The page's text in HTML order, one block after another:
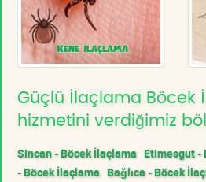
Güçlü İlaçlama Böcek
hizmetini verdiğimiz
Sincan - Böcek İlaçlama Etimesgut -
- Böcek İlaçlama Bağlıca - Böcek